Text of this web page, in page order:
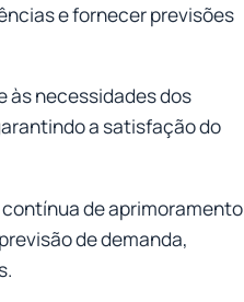
e fornecer previsões
às necessidades dos
a satisfação do
de aprimoramento
de demanda,